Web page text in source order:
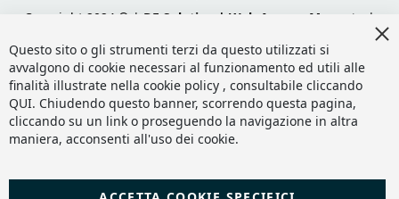
Copyright 2024 © | DF Solution | Web Agency Magento
|
Questo sito o gli strumenti terzi da questo utilizzati si
avvalgono di cookie necessari al funzionamento ed utili alle
finalità illustrate nella cookie policy , consultabile cliccando
QUI. Chiudendo questo banner, scorrendo questa pagina,
cliccando su un link o proseguendo la navigazione in altra
maniera, acconsenti all'uso dei cookie.